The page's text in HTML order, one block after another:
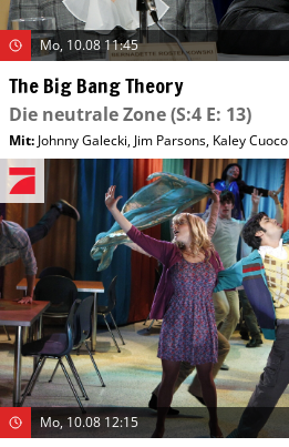
Mo, 10.08 11:45
The Big Bang Theory
Die neutrale Zone(S:4 E: 13)
Mit: Johnny Galecki, Jim Parsons, Kaley Cuoco
Mo, 10.08 12:15